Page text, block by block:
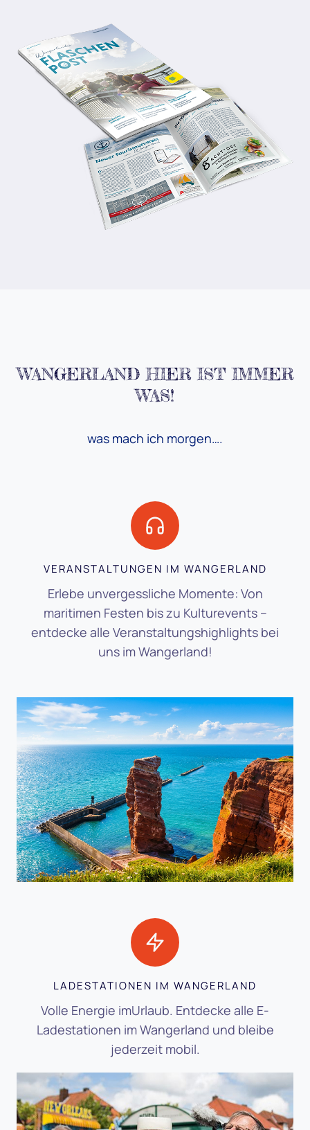
WANGERLAND HIER IST IMMER
WAS!
was mach ich morgen….
VERANSTALTUNGEN IM WANGERLAND
Erlebe unvergessliche Momente: Von
maritimen Festen bis zu Kulturevents –
entdecke alle Veranstaltungshighlights bei
uns im Wangerland!
LADESTATIONEN IM WANGERLAND
Volle Energie imUrlaub. Entdecke alle E-
Ladestationen im Wangerland und bleibe
jederzeit mobil.